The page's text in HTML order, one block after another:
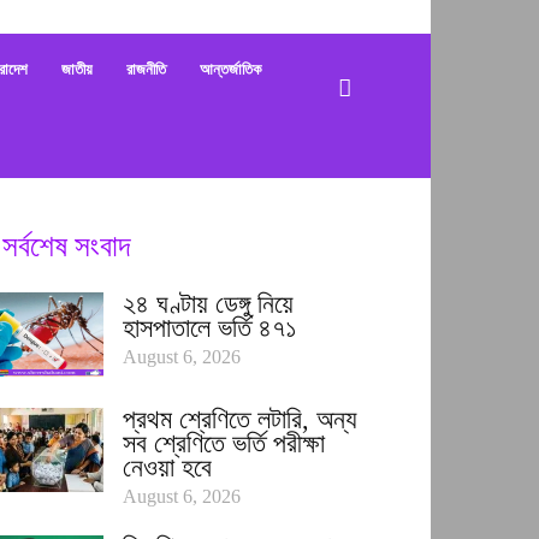
জাতীয় রাজনীতি আন্তর্জাতিক
সর্বশেষ সংবাদ
২৪ ঘণ্টায় ডেঙ্গু নিয়ে
হাসপাতালে ভর্তি ৪৭১
August 6, 2026
প্রথম শ্রেণিতে লটারি, অন্য
সব শ্রেণিতে ভর্তি পরীক্ষা
নেওয়া হবে
August 6, 2026